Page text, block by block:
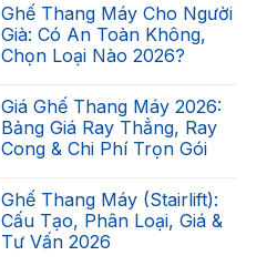
Điều
Kiện
2026
Động
Là
Gì?
Phân
Loại,
Giá
&
Cách
Chọn
bình
luận
ở
Ghế
Thang
Ray
Cong
Hay
Ray
Thẳng?
Cầu
Thang
Chữ
Ghế Thang Máy Cho Người
Già: Có An Toàn Không,
Chọn Loại Nào 2026?
bình
luận
ở
Ghế
Cho
Người
Già:
Có
An
Giá Ghế Thang Máy 2026:
Bảng Giá Ray Thẳng, Ray
Cong & Chi Phí Trọn Gói
bình
luận
ở
Giá
Ghế Thang Máy (Stairlift):
Cấu Tạo, Phân Loại, Giá &
Tư Vấn 2026